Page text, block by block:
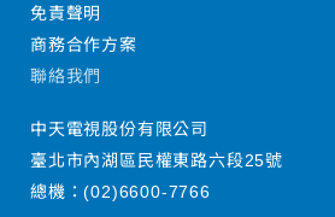
免責聲明
商務合作方案
聯絡我們
中天電視股份有限公司
臺北市內湖區民權東路六段25號
總機：(02)6600-7766